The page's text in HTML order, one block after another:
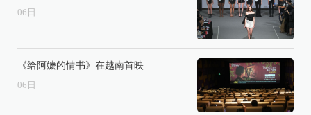
06 日
《给阿嬷的情书》在越南首映
06 日